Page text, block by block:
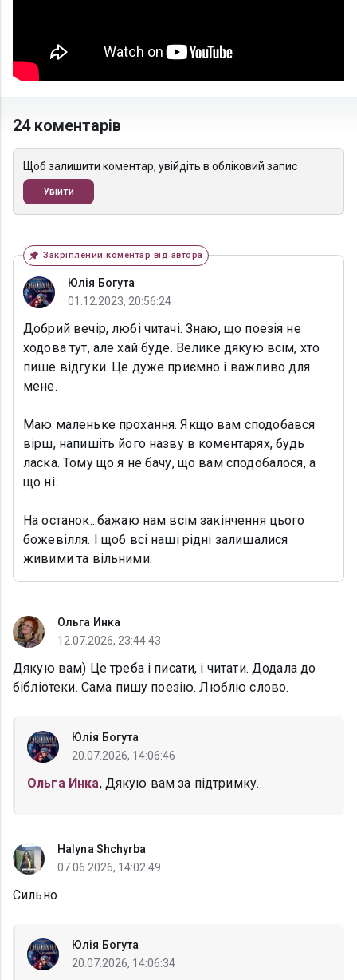
24 коментарів
Щоб залишити коментар, увійдіть в обліковий запис
Увійти
Закріплений коментар від автора
Юлія Богута
01.12.2023, 20:56:24
Добрий вечір, любі читачі. Знаю, що поезія не
ходова тут, але хай буде. Велике дякую всім, хто
пише відгуки. Це дуже приємно і важливо для
мене.
Маю маленьке прохання. Якщо вам сподобався
вірш, напишіть його назву в коментарях, будь
ласка. Тому що я не бачу, що вам сподобалося, а
що ні.
На останок...бажаю нам всім закінчення цього
божевілля. І щоб всі наші рідні залишалися
живими та вільними.
Ольга Инка
12.07.2026, 23:44:43
Дякую вам) Це треба і писати, і читати. Додала до
бібліотеки. Сама пишу поезію. Люблю слово.
Юлія Богута
20.07.2026, 14:06:46
Ольга Инка, Дякую вам за підтримку.
Halyna Shchyrba
07.06.2026, 14:02:49
Сильно
Юлія Богута
20.07.2026, 14:06:34